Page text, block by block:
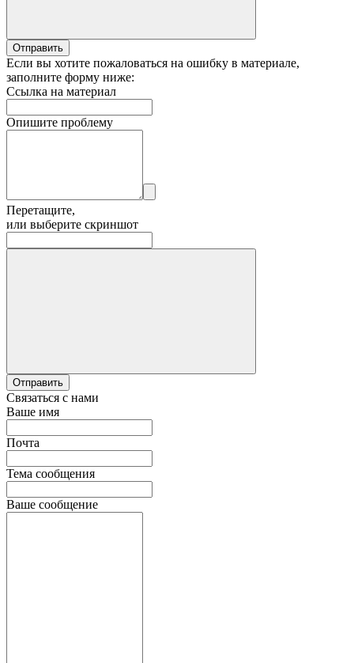
Отправить
Если вы хотите пожаловаться на ошибку в материале,
заполните форму ниже:
Ссылка на материал
Опишите проблему
Перетащите,
или выберите скриншот
Отправить
Связаться с нами
Ваше имя
Почта
Тема сообщения
Ваше сообщение